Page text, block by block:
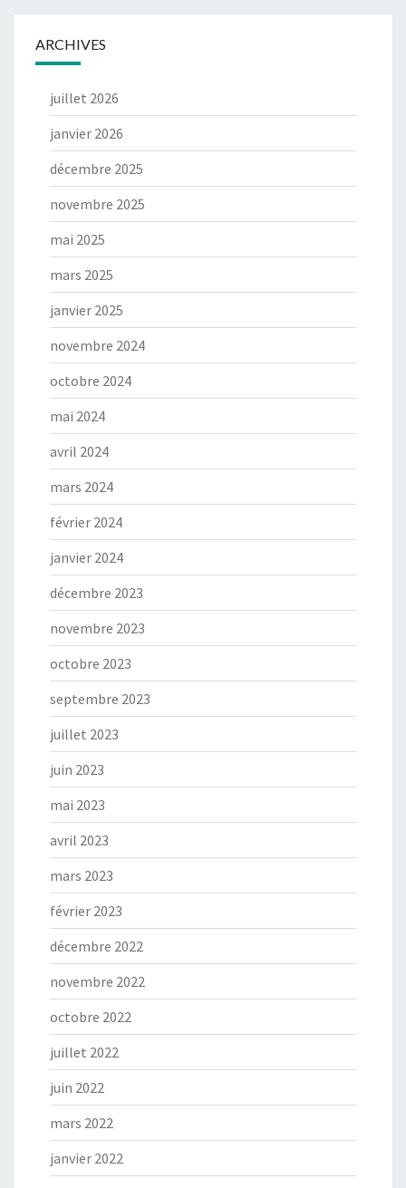
ARCHIVES
juillet 2026
janvier 2026
décembre 2025
novembre 2025
mai 2025
mars 2025
janvier 2025
novembre 2024
octobre 2024
mai 2024
avril 2024
mars 2024
février 2024
janvier 2024
décembre 2023
novembre 2023
octobre 2023
septembre 2023
juillet 2023
juin 2023
mai 2023
avril 2023
mars 2023
février 2023
décembre 2022
novembre 2022
octobre 2022
juillet 2022
juin 2022
mars 2022
janvier 2022